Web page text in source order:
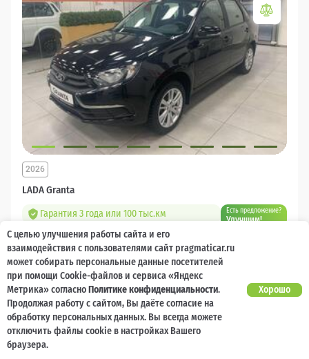
LADA Granta
2026
Гарантия 3 года или 100 тыс.км Есть предложение?
Улучшим!
Ваш кешбек
1 218 000 ₽
904 400₽
Бензин Механическая
С целью улучшения работы сайта и его
взаимодействия с пользователями сайт pragmaticar.ru
может собирать персональные данные посетителей
при помощи Cookie-файлов и сервиса «Яндекс
Метрика» согласноПолитике конфиденциальности.
Продолжая работу с сайтом, Вы даёте согласие на
обработку персональных данных. Вы всегда можете
отключить файлы cookie в настройках Вашего
браузера.
Хорошо